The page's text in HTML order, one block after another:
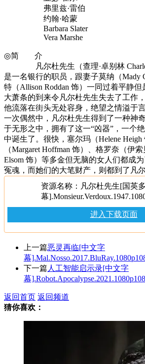
弗里兹·雷伯
约翰·哈蒙
Barbara Slater
Vera Marshe
◎简 介
凡尔杜先生（查理·卓别林 Charles
是一名银行的职员，跟妻子莫纳（Mady
特（Allison Roddan 饰）一同过着平静
大萧条的到来令凡尔杜先生失去了工作
他流落在街头无处容身，绝望之情溢于言
一次偶然中，凡尔杜先生得到了一种神
于无形之中，拥有了这一“凶器”，一个
中诞生了。很快，塞尔玛（Helene Heigh
（Margaret Hoffman 饰）、格罗奈（伊
Elsom 饰）等多金但无脑的女人们都成
冤魂，而她们的大笔财产，则都到了凡
资源名称：凡尔杜先生[国英
幕
进入下载页面
上一篇恶灵再临[中文字
幕
下一篇 人工智能启示录[中文字
幕
返回首页 返回频道
猜你喜欢：